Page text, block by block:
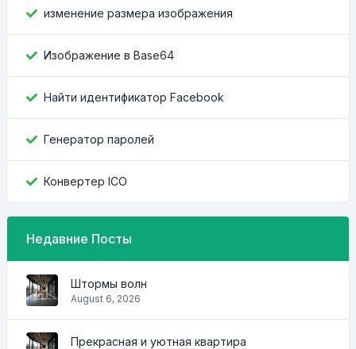
изменение размера изображения
Изображение в Base64
Найти идентификатор Facebook
Генератор паролей
Конвертер ICO
Недавние Посты
Штормы волн
August 6, 2026
Прекрасная и уютная квартира